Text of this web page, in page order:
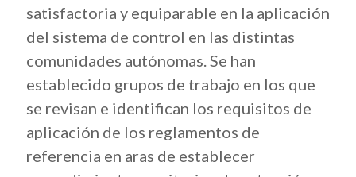
satisfactoria y equiparable en la aplicación
del sistema de control en las distintas
comunidades autónomas. Se han
establecido grupos de trabajo en los que
se revisan e identifican los requisitos de
aplicación de los reglamentos de
referencia en aras de establecer